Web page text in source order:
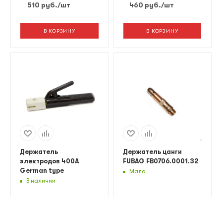
510 руб./шт
В КОРЗИНУ
460 руб./шт
В КОРЗИНУ
Держатель
электродов 400А
German type
В наличии
Держатель цанги
FUBAG FB0706.0001.32
Мало